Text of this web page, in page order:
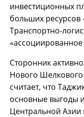
инвестиционных
больших ресурсов
Транспортно-
Сторонник
Нового
считает, что
основные выгоды
Центральной Азии